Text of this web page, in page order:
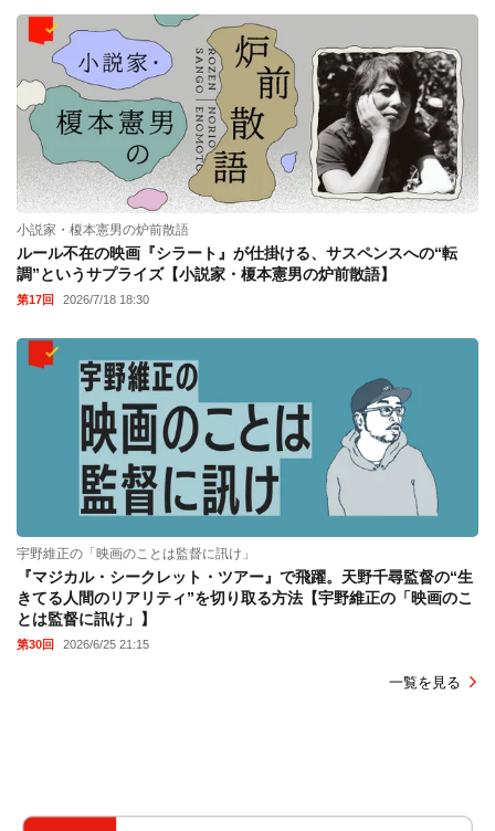
小説家・榎本憲男の炉前散語
ルール不在の映画『シラート』が仕掛ける、サスペンスへの“転
調”というサプライズ【小説家・榎本憲男の炉前散語】
第17回 2026/7/18 18:30
宇野維正の「映画のことは監督に訊け」
『マジカル・シークレット・ツアー』で飛躍。天野千尋監督の“生
きてる人間のリアリティ”を切り取る方法【宇野維正の「映画のこ
とは監督に訊け」】
第30回 2026/6/25 21:15
一覧を見る